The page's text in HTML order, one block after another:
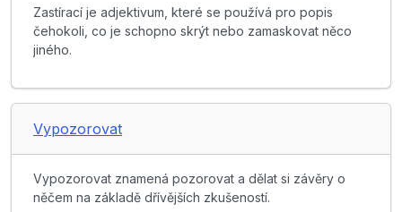
Zastírací je adjektivum, které se používá pro popis
čehokoli, co je schopno skrýt nebo zamaskovat něco
jiného.
Vypozorovat
Vypozorovat znamená pozorovat a dělat si závěry o
něčem na základě dřívějších zkušeností.